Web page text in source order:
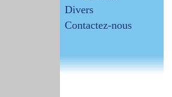
Divers
Contactez-nous